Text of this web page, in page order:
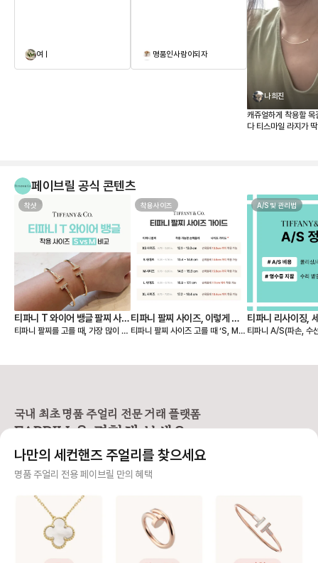
여ㅣ 명품인사람이되자
나희진
캐쥬얼하게 착용할 목
다 티스마일 라지가
페이브릴 공식 콘텐츠
착샷
티파니 T 와이어 뱅글 팔찌 사이
즈 S, M 실착 후기
티파니 팔찌를 고를 때, 가장 많이 고
차이가 미묘해 보여도, 직접 착용해
용감과 차이를 정리해봤어요. 📏 티
파니 팔찌 사이즈 기준 (손목 둘레 기
→ 손목 둘레 14.6~15.9cm (약 1
4.5cm 기준) S 사이즈 착용 - 손목
이 느껴지지만, 고정감이 좋아 움직
임 중에도 돌아가지 않아요. - 단단한
구조라 착용 시 살짝 타이트하게 느
껴질 수 있으나, 깔끔하고 세련된 실
루엣을 원하신다면 만족도가 높습니
착용사이즈
티파니 팔찌 사이즈, 이렇게 고
르세요 💙
티파니 팔찌 사이즈 고를 때 ‘S, M,
드라 사이즈를 S, M, L 등으로 표기
럽/한국 기준으로 정리해드릴게요.
📏 티파니 팔찌, 손목 둘레 기준으로
6~15.9cm 에 맞아요. ✋ 실착 예
디자인인 T 와이어 팔찌를 착용했을
림한 핏 - M 사이즈는 손목 아래로
살짝 내려오는 여유로운 핏이에요.
💡 디자인에 따라 다른 핏 선택 뱅글,
체인 등 디자인에 따라, 선호하는 핏
이 달라질 수 있어요. 일반적으로 슬
A/S 및 관리법
티파니 리사이징,
티파니 A/S(파손, 수
❶구매 증빙용 영수
제품별 무상 서비스
문 권장 - 세팅 링 리사이징 - 웨딩밴
드 리사이징 (구매일
지 무상 기간 적용) 📌 수리 기간 *
국내 최초 명품 주얼리 전문 거래 플랫폼
FABRILL을 경험해 보세요.
사기 걱정 없는 안전 결제
니면 반환해 드려요.
주얼리 전문 이중 검수
주얼리 검수에 특화된 페이브릴 검수팀과 전문 감정사가 컨디션 및 정품 여부를 철저하고 꼼꼼하
나만의 세컨핸즈 주얼리를 찾으세요
명품 주얼리 전용 페이브릴 만의 혜택